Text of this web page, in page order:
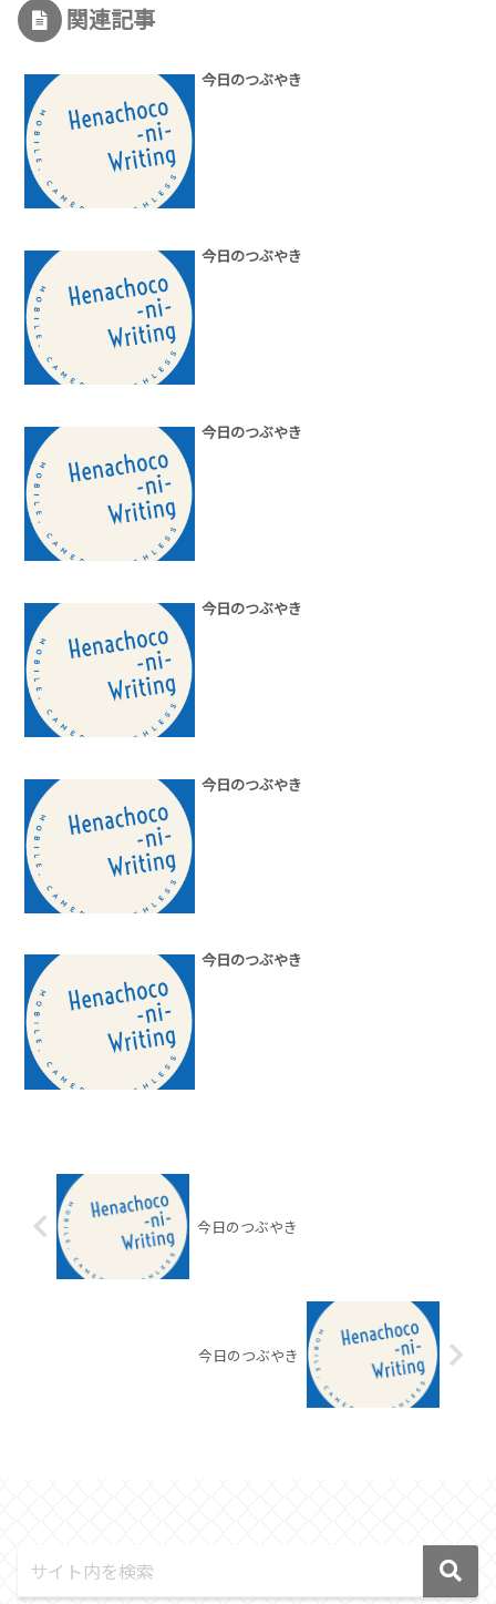
関連記事
今日のつぶやき
今日のつぶやき
今日のつぶやき
今日のつぶやき
今日のつぶやき
今日のつぶやき
今日のつぶやき
今日のつぶやき